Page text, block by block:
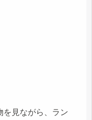
を見ながら、ラン